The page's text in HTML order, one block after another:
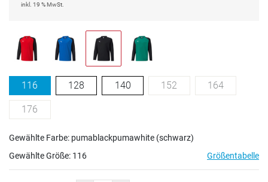
inkl. 19 % MwSt.
116 128 140 152 164
176
Gewählte Farbe: pumablackpumawhite (schwarz)
Gewählte Größe: 116 Größentabelle